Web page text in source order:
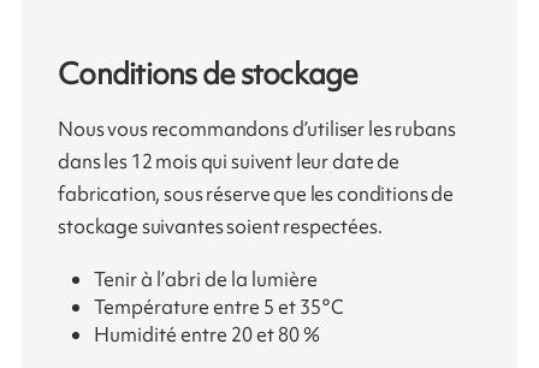
Conditions de stockage
Nous vous recommandons d’utiliser les rubans
dans les 12 mois qui suivent leur date de
fabrication, sous réserve que les conditions de
stockage suivantes soient respectées.
Tenir à l’abri de la lumière
Température entre 5 et 35°C
Humidité entre 20 et 80 %